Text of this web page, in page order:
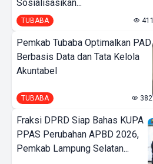
Sosialisasikan...
TUBABA 411
Pemkab Tubaba Optimalkan PAD
Berbasis Data dan Tata Kelola
Akuntabel
TUBABA 382
Fraksi DPRD Siap Bahas KUPA
PPAS Perubahan APBD 2026,
Pemkab Lampung Selatan...